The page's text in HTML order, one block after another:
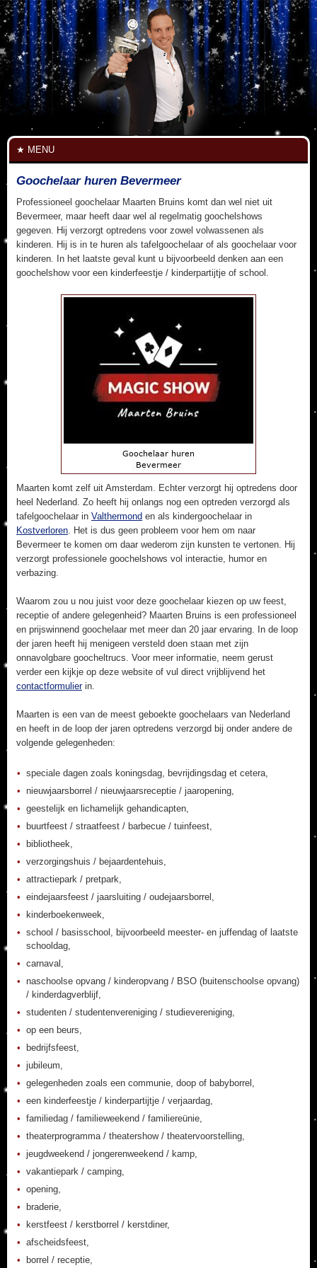
MENU
Goochelaar huren Bevermeer
Professioneel goochelaar Maarten Bruins komt dan wel niet uit
Bevermeer, maar heeft daar wel al regelmatig goochelshows
gegeven. Hij verzorgt optredens voor zowel volwassenen als
kinderen. Hij is in te huren als tafelgoochelaar of als goochelaar voor
kinderen. In het laatste geval kunt u bijvoorbeeld denken aan een
goochelshow voor een kinderfeestje / kinderpartijtje of school.
Maarten komt zelf uit Amsterdam. Echter verzorgt hij optredens door
heel Nederland. Zo heeft hij onlangs nog een optreden verzorgd als
tafelgoochelaar in Valthermond en als kindergoochelaar in
Kostverloren. Het is dus geen probleem voor hem om naar
Bevermeer te komen om daar wederom zijn kunsten te vertonen. Hij
verzorgt professionele goochelshows vol interactie, humor en
verbazing.
Waarom zou u nou juist voor deze goochelaar kiezen op uw feest,
receptie of andere gelegenheid? Maarten Bruins is een professioneel
en prijswinnend goochelaar met meer dan 20 jaar ervaring. In de loop
der jaren heeft hij menigeen versteld doen staan met zijn
onnavolgbare goocheltrucs. Voor meer informatie, neem gerust
verder een kijkje op deze website of vul direct vrijblijvend het
contactformulierin.
Maarten is een van de meest geboekte goochelaars van Nederland
en heeft in de loop der jaren optredens verzorgd bij onder andere de
volgende gelegenheden:
speciale dagen zoals koningsdag, bevrijdingsdag et cetera,
nieuwjaarsborrel / nieuwjaarsreceptie / jaaropening,
geestelijk en lichamelijk gehandicapten,
buurtfeest / straatfeest / barbecue / tuinfeest,
bibliotheek,
verzorgingshuis / bejaardentehuis,
attractiepark / pretpark,
eindejaarsfeest / jaarsluiting / oudejaarsborrel,
kinderboekenweek,
school / basisschool, bijvoorbeeld meester- en juffendag of laatste
schooldag,
carnaval,
naschoolse opvang / kinderopvang / BSO (buitenschoolse opvang)
/ kinderdagverblijf,
studenten / studentenvereniging / studievereniging,
op een beurs,
bedrijfsfeest,
jubileum,
gelegenheden zoals een communie, doop of babyborrel,
een kinderfeestje / kinderpartijtje / verjaardag,
familiedag / familieweekend / familiereünie,
theaterprogramma / theatershow / theatervoorstelling,
jeugdweekend / jongerenweekend / kamp,
vakantiepark / camping,
opening,
braderie,
kerstfeest / kerstborrel / kerstdiner,
afscheidsfeest,
borrel / receptie,